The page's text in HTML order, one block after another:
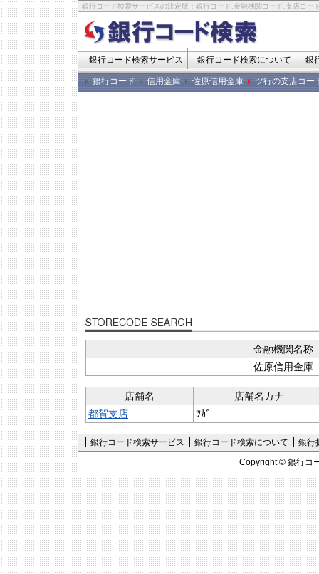
銀行コード検索サービスの決定版！銀行コード,金融機関コード,支店コー
銀行コード検索サービス 銀行コード検索について 銀
銀行コード 信用金庫 佐原信用金庫 ツ行の支店コー
金融機関名称
佐原信用金庫
店舗名
店舗名カナ
都賀支店
ﾂｶﾞ
銀行コード検索サービス 銀行コード検索について
銀行
Copyright © 銀行コ